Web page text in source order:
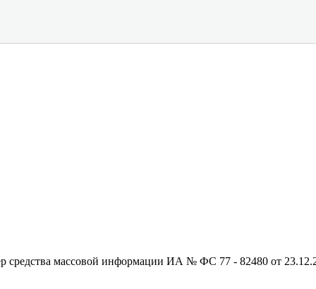
массовой информации ИА № ФС 77 - 82480 от